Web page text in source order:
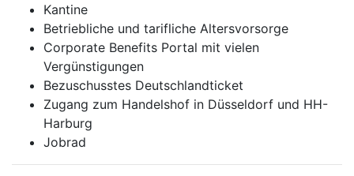
Kantine
Betriebliche und tarifliche Altersvorsorge
Corporate Benefits Portal mit vielen
Vergünstigungen
Bezuschusstes Deutschlandticket
Zugang zum Handelshof in Düsseldorf und HH-
Harburg
Jobrad